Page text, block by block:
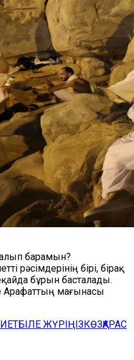
барамын?
рәсімдерінің бірі, бірақ
бұрын басталады.
Арафаттың мағынасы
БІЛЕ ЖҮРІҢІЗКӨЗҚАРАС